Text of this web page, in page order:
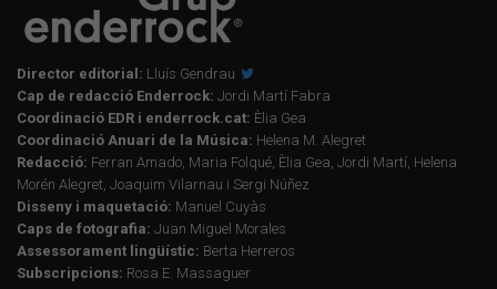
Director editorial: Lluís Gendrau
Cap de redacció Enderrock: Jordi Martí Fabra
Coordinació EDR i enderrock.cat: Èlia Gea
Coordinació Anuari de la Música: Helena M. Alegret
Redacció: Ferran Amado, Maria Folqué, Èlia Gea, Jordi Martí, Helena
Morén Alegret, Joaquim Vilarnau i Sergi Núñez
Disseny i maquetació: Manuel Cuyàs
Caps de fotografia: Juan Miguel Morales
Assessorament lingüístic: Berta Herreros
Subscripcions: Rosa E. Massaguer